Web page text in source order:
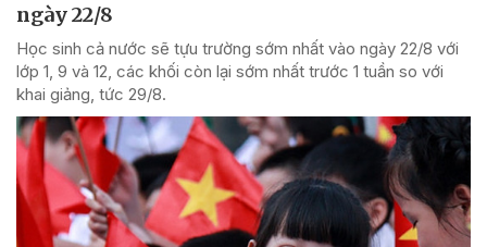
ngày 22/8
Học sinh cả nước sẽ tựu trường sớm nhất vào ngày 22/8 với
lớp 1, 9 và 12, các khối còn lại sớm nhất trước 1 tuần so với
khai giảng, tức 29/8.